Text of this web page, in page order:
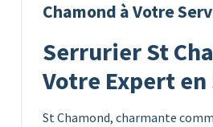
Chamond à Votre
Serrurier St
Votre Expert
St Chamond, charmante